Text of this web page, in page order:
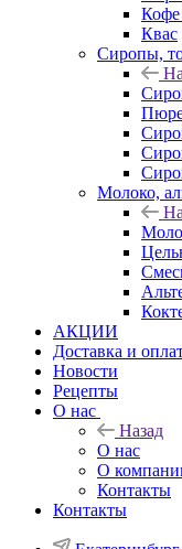
Кофе
Квас
Сиропы,
Молоко,
АКЦИИ
Доставка и
Новости
Рецепты
О нас
Назад
О нас
О
Контакты
Контакты